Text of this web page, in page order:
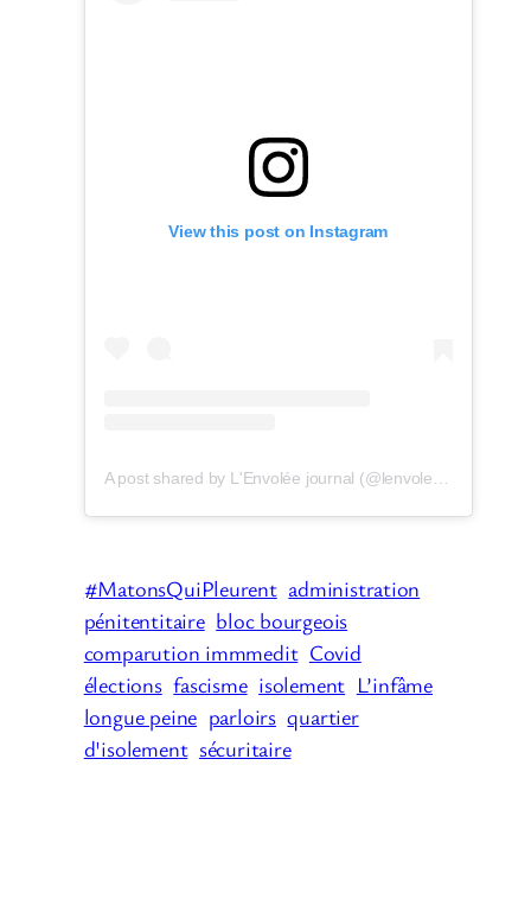
View this post on Instagram
#MatonsQuiPleurent administration
pénitentitaire bloc bourgeois
comparution immmedit Covid
élections fascisme isolement L’infâme
longue peine parloirs quartier
d'isolement sécuritaire